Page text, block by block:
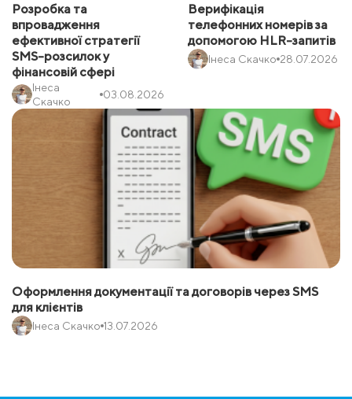
Розробка та
впровадження
ефективної стратегії
SMS-розсилок у
фінансовій сфері
Інеса
Скачко
03.08.2026
Верифікація
телефонних номерів за
допомогою HLR-запитів
Інеса Скачко 28.07.2026
Оформлення документації та договорів через SMS
для клієнтів
Інеса Скачко 13.07.2026